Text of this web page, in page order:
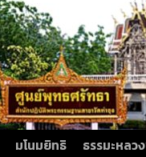
มโนมยิทธิ
ธรรมะหลว